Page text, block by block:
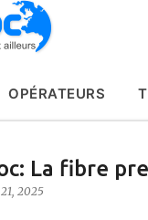
OPÉRATEURS
La fibre
2025